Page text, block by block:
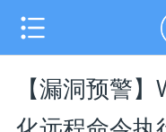
【漏洞预警